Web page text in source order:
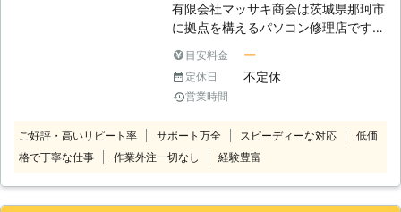
弊社が多くのお客様からパソコン修理
のご依頼をいただいている理由をご紹
介いたします。 ●即日修理が可能な
ので急なパソコントラブルに対応でき
ます お仕事でパソコンを使われてい
と仕事に支障をきたしてしまうおそれ
があるので早めに解決したいですよ
ね。 そんなときこそi+laboにパソコ
ン修理をお任せください。弊社は基
本、即日での修理対応とさせていただ
有限会社マッサキ商会は茨城県那珂市
に拠点を構えるパソコン修理店です。
任せください。 お客様のパソコント
ラブルを経験豊富なスタッフが解決い
たします。 【このようなときはご相
・誤って削除したデータを復元したい
・ウイルスに感染してしまった ・イ
目安料金 ー
定休日 不定休
営業時間
ご好評・高いリピート率 サポート万全 スピーディーな対応
低価
格で丁寧な仕事
作業外注一切なし 経験豊富